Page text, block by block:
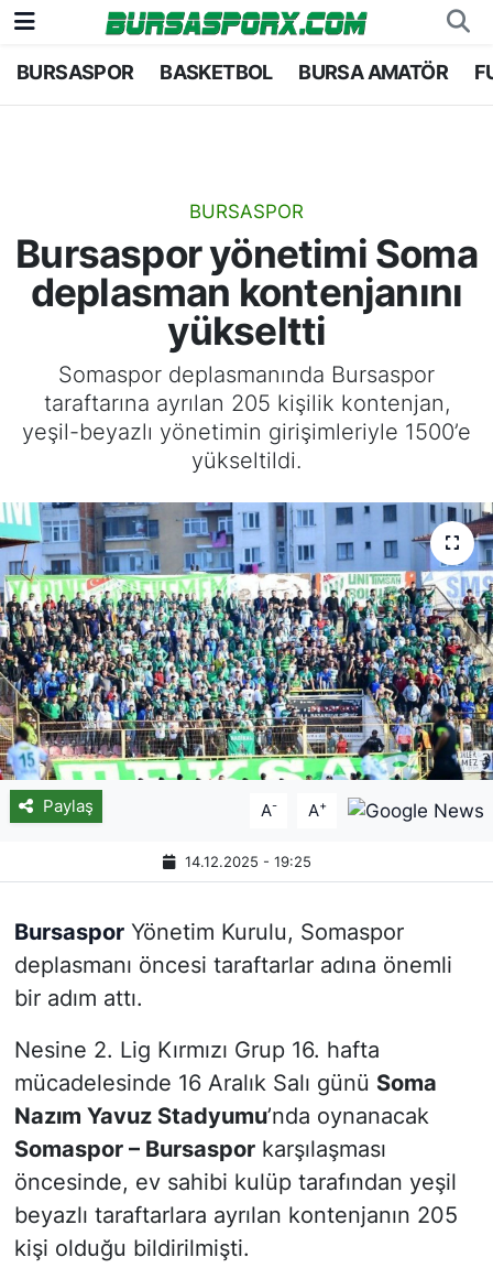
BURSASPOR BASKETBOL BURSA AMATÖR
BURSASPOR
Bursaspor yönetimi Soma
deplasman kontenjanını
yükseltti
Somaspor deplasmanında Bursaspor
taraftarına ayrılan 205 kişilik kontenjan,
yeşil-beyazlı yönetimin girişimleriyle 1500’e
yükseltildi.
Paylaş A- A+
14.12.2025 - 19:25
BursasporYönetim Kurulu, Somaspor
deplasmanı öncesi taraftarlar adına önemli
bir adım attı.
Nesine 2. Lig Kırmızı Grup 16. hafta
mücadelesinde 16 Aralık Salı günü Soma
Nazım Yavuz Stadyumu’nda oynanacak
Somaspor – Bursasporkarşılaşması
öncesinde, ev sahibi kulüp tarafından yeşil
beyazlı taraftarlara ayrılan kontenjanın 205
kişi olduğu bildirilmişti.
Bursaspor
Bursa Amatör
Hentbol
Voleybol
Genel
Bursa Nöbetçi Eczaneler
Bursa Trafik Yoğunluk Haritası
TFF 1.Lig Puan Durumu ve Fikstür
Tüm Manşetler
Son Dakika Haberleri